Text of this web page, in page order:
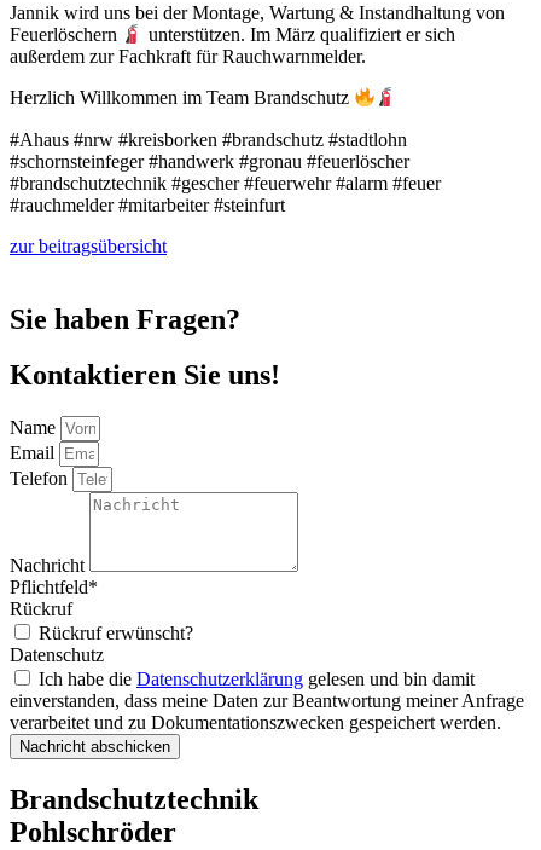
Jannik wird uns bei der Montage, Wartung & Instandhaltung von
Feuerlöschern
unterstützen. Im März qualifiziert er sich
außerdem zur Fachkraft für Rauchwarnmelder.
Herzlich Willkommen im Team Brandschutz
#Ahaus #nrw #kreisborken #brandschutz #stadtlohn
#schornsteinfeger #handwerk #gronau #feuerlöscher
#brandschutztechnik #gescher #feuerwehr #alarm #feuer
#rauchmelder #mitarbeiter #steinfurt
zur beitragsübersicht
Sie haben Fragen?
Kontaktieren Sie uns!
Name
Email
Telefon
Nachricht
Pflichtfeld*
Rückruf
Rückruf erwünscht?
Datenschutz
Ich habe die Datenschutzerklärung gelesen und bin damit
einverstanden, dass meine Daten zur Beantwortung meiner Anfrage
verarbeitet und zu Dokumentationszwecken gespeichert werden.
Nachricht abschicken
Brandschutztechnik
Pohlschröder